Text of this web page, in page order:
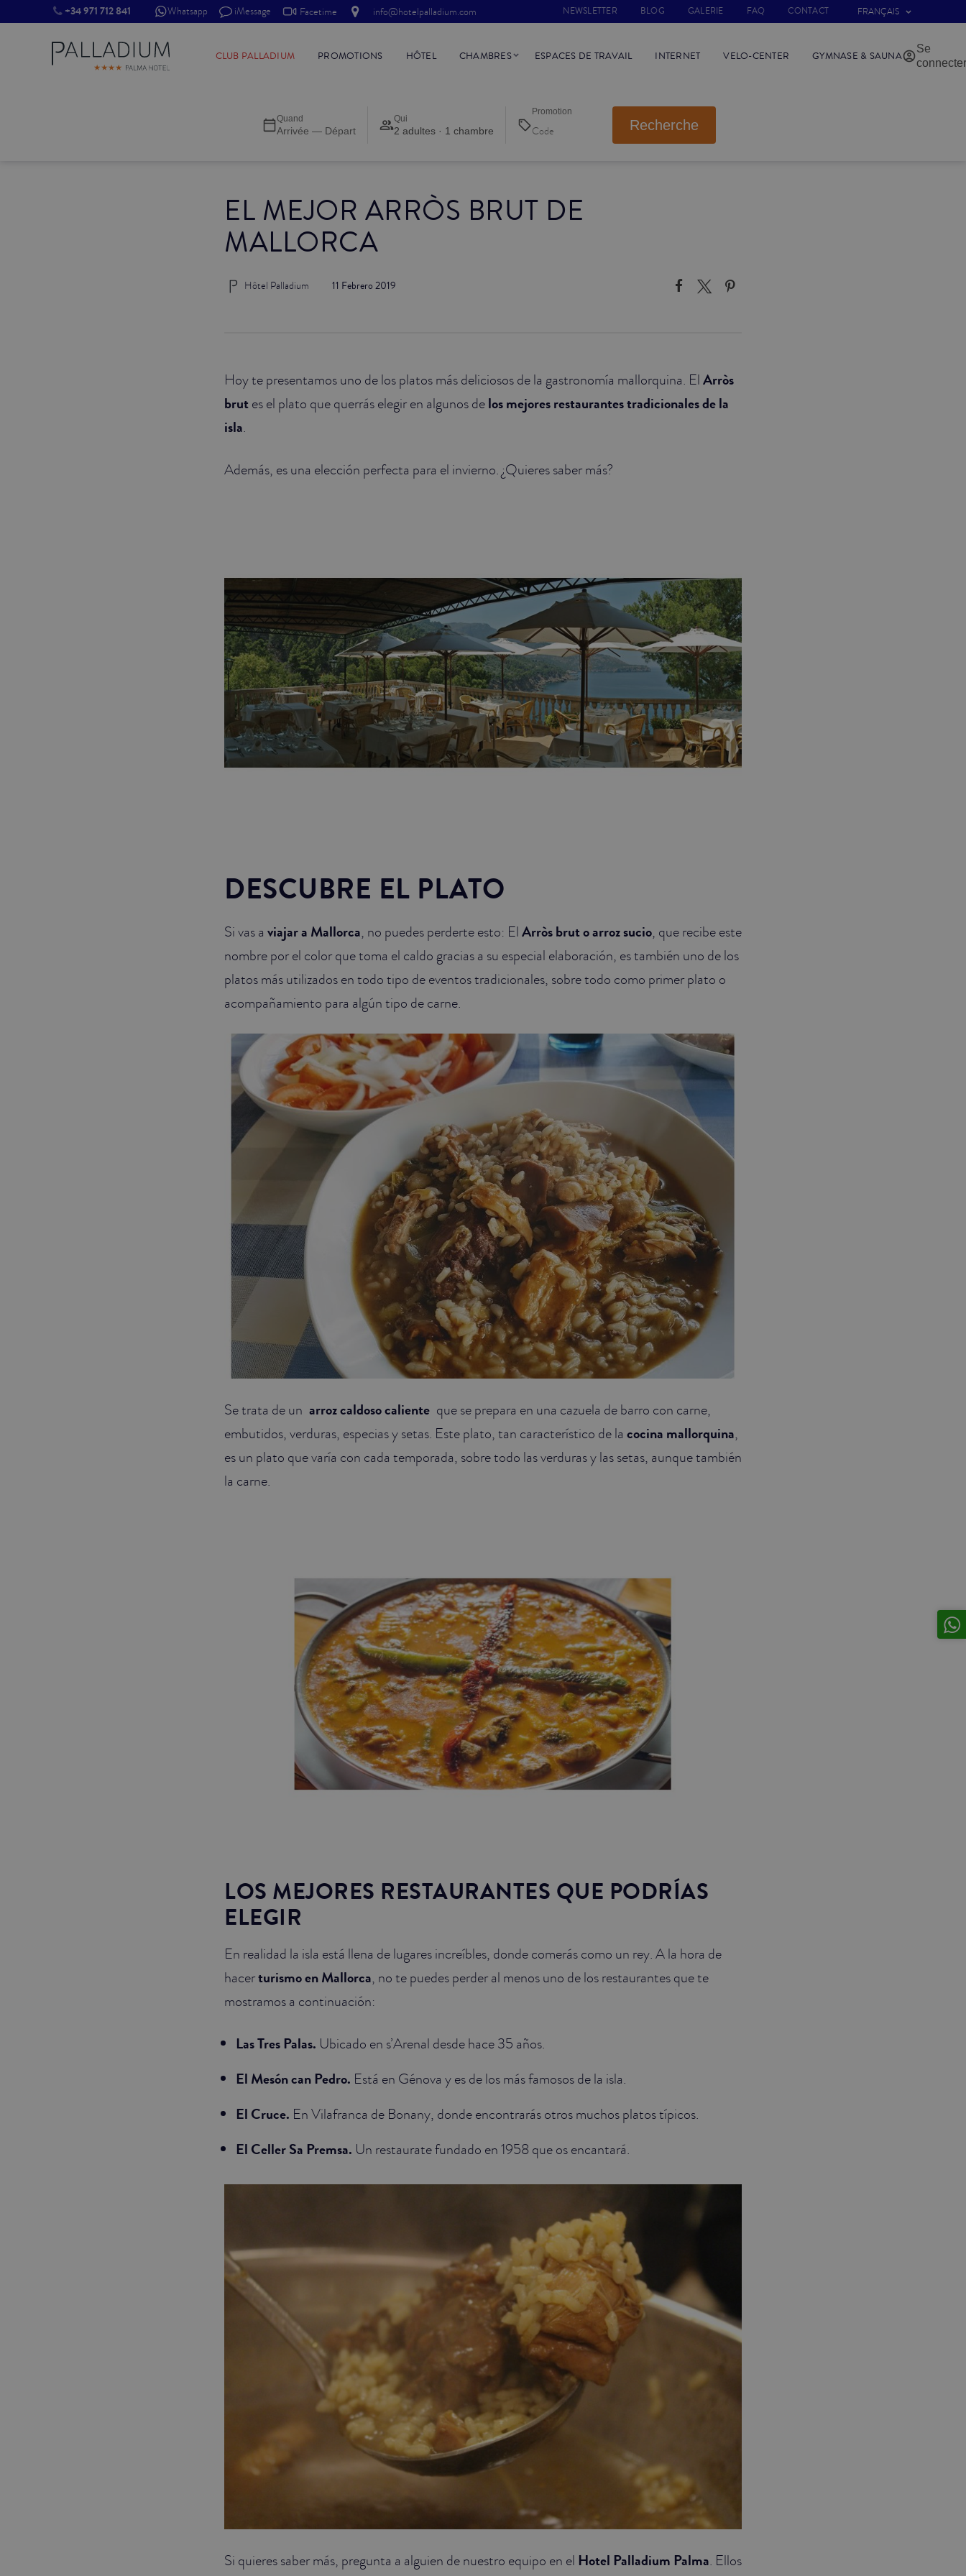
EL MEJOR ARRÒS BRUT DE
MALLORCA
11 Febrero 2019
Hôtel Palladium
Hoy te presentamos uno de los platos más deliciosos de la gastronomía mallorquina. ElArròs
brutes el plato que querrás elegir en algunos delos mejores restaurantes tradicionales de la
isla.
Además, es una elección perfecta para el invierno. ¿Quieres saber más?
DESCUBRE EL PLATO
Si vas a viajar a Mallorca, no puedes perderte esto: ElArròs brut o arroz sucio, que recibe este
nombre por el color que toma el caldo gracias a su especial elaboración, es también uno de los
platos más utilizados en todo tipo de eventos tradicionales, sobre todo como primer plato o
acompañamiento para algún tipo de carne.
Se trata de un arroz caldoso caliente que se prepara en una cazuela de barro con carne,
embutidos, verduras, especias y setas. Este plato, tan característico de la cocina mallorquina,
es un plato que varía con cada temporada, sobre todo las verduras y las setas, aunque también
la carne.
LOS MEJORES RESTAURANTES QUE PODRÍAS
ELEGIR
En realidad la isla está llena de lugares increíbles, donde comerás como un rey. A la hora de
hacerturismo en Mallorca, no te puedes perder al menos uno de los restaurantes que te
mostramos a continuación:
Las Tres Palas. Ubicado en s’Arenal desde hace 35 años.
El Mesón can Pedro. Está en Génova y es de los más famosos de la isla.
El Cruce. En Vilafranca de Bonany, donde encontrarás otros muchos platos típicos.
El Celler Sa Premsa. Un restaurate fundado en 1958 que os encantará.
Si quieres saber más, pregunta a alguien de nuestro equipo en el Hotel Palladium Palma. Ellos
+34 971 712 841 Whatsapp iMessage Facetime info@hotelpalladium.com NEWSLETTER BLOG GALERIE FAQ CONTACT FRANÇAIS
CLUB PALLADIUM PROMOTIONS HÔTEL CHAMBRES ESPACES DE TRAVAIL INTERNET VELO-CENTER GYMNASE & SAUNA
Se
connecter
Quand
Arrivée — Départ
Qui
2 adultes · 1 chambre
Promotion
Recherche
SINGLE RED